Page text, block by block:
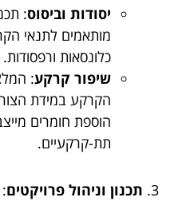
יסודות וביסוס:
מותאמים לתנאי
כלונסאות ורפסודות.
שיפור קרקע:
הקרקע במידת
הוספת חומרים
תת-קרקעיים.
תכנון וניהול פרויקטים: